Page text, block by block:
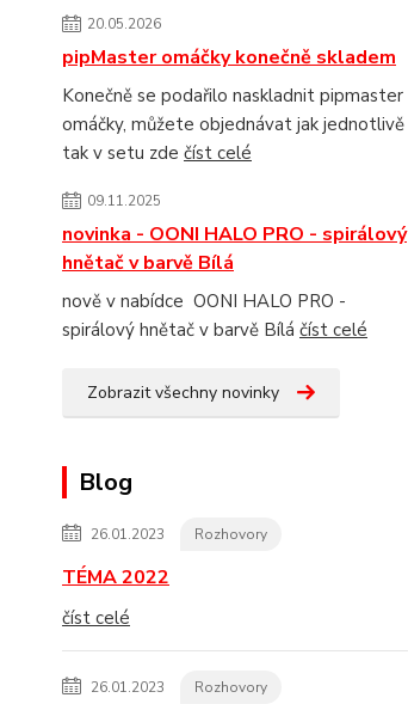
20.05.2026
pipMaster omáčky konečně skladem
Konečně se podařilo naskladnit pipmaster
omáčky, můžete objednávat jak jednotlivě
tak v setu zde číst celé
09.11.2025
novinka - OONI HALO PRO - spirálový
hnětač v barvě Bílá
nově v nabídce OONI HALO PRO -
spirálový hnětač v barvě Bílá číst celé
Zobrazit všechny novinky
Blog
26.01.2023 Rozhovory
TÉMA 2022
číst celé
26.01.2023 Rozhovory